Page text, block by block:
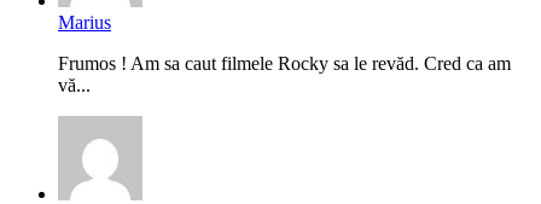
Marius
Frumos ! Am sa caut filmele Rocky sa le revăd. Cred ca am
vă...